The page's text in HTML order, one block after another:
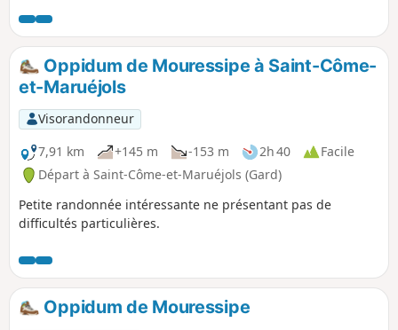
et des vues au lointain de la région.
Oppidum de Mouressipe à Saint-Côme-
et-Maruéjols
Visorandonneur
7,91 km
+145 m -153 m 2h 40
Facile
Départ à Saint-Côme-et-Maruéjols (Gard)
Petite randonnée intéressante ne présentant pas de
difficultés particulières.
Oppidum de Mouressipe